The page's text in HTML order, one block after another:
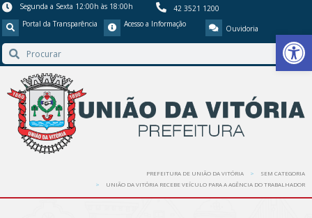
Barra de
Segunda a Sexta 12:00h às 18:00h
42 3521 1200
Portal da Transparência
Acesso a Informação Ouvidoria
PREFEITURA DE UNIÃO DA VITÓRIA
SEM CATEGORIA
UNIÃO DA VITÓRIA RECEBE VEÍCULO PARA A AGÊNCIA DO TRABALHADOR